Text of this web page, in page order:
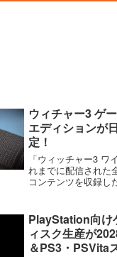
ウィチャー3 ゲ
エディションが
定！
「ウィッチャー3 ワ
れまでに配信された
コンテンツを収録し
ームオブザイヤー
に加え、以下の...
PlayStation向け
ィスク生産が
＆PS3・PSVita